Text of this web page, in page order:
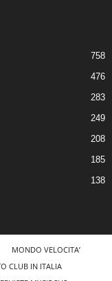
758
476
283
249
208
185
138
MONDO VELOCITA’
CLUB IN ITALIA